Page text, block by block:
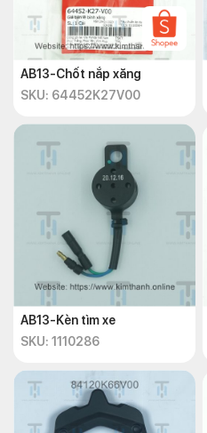
AB13-Chốt nắp xăng
SKU: 64452K27V00
AB13-Kèn tìm xe
SKU: 1110286